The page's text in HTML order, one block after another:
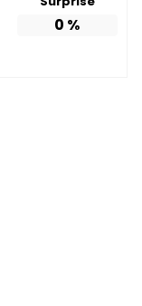
0 %